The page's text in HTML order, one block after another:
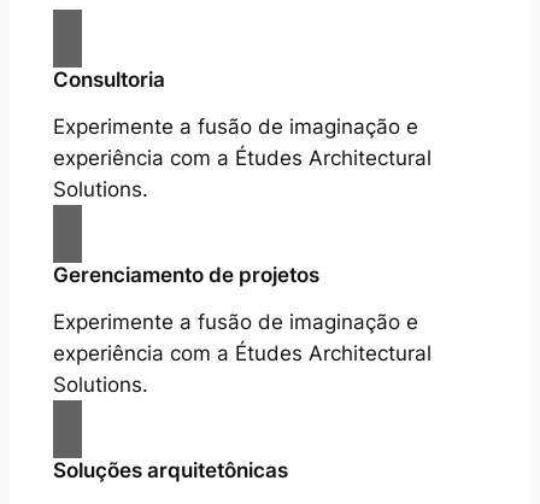
Consultoria
Experimente a fusão de imaginação e
experiência com a Études Architectural
Solutions.
Gerenciamento de projetos
Experimente a fusão de imaginação e
experiência com a Études Architectural
Solutions.
Soluções arquitetônicas